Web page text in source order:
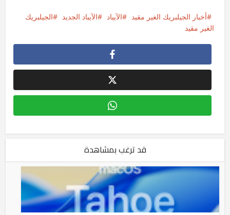
أخبار الجيلبريك الغير مقيد الآيباد الآيباد الجديد
الجيلبريك
الغير مقيد
قد ترغب بمشاهدة